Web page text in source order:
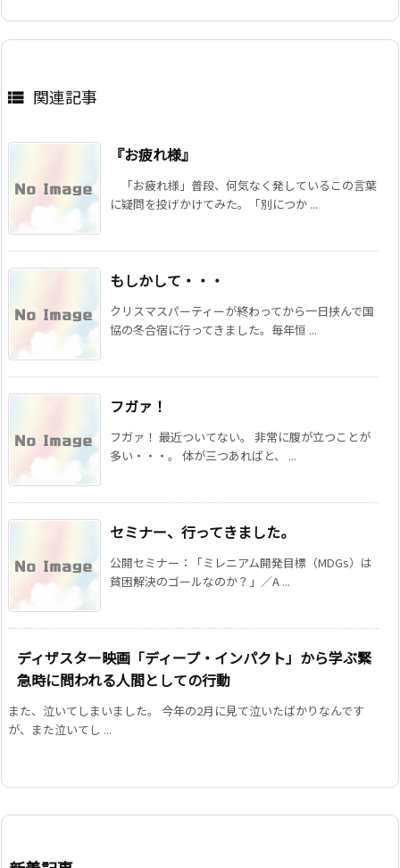
 関連記事
『お疲れ様』
「お疲れ様」普段、何気なく発しているこの言葉
に疑問を投げかけてみた。「別につか ...
もしかして・・・
クリスマスパーティーが終わってから一日挟んで国
協の冬合宿に行ってきました。毎年恒 ...
フガァ！
フガァ！ 最近ついてない。 非常に腹が立つことが
多い・・・。 体が三つあればと、 ...
セミナー、行ってきました。
公開セミナー：「ミレニアム開発目標（MDGs）は
貧困解決のゴールなのか？」／A ...
ディザスター映画「ディープ・インパクト」から学ぶ緊
急時に問われる人間としての行動
また、泣いてしまいました。 今年の2月に見て泣いたばかりなんです
が、また泣いてし ...